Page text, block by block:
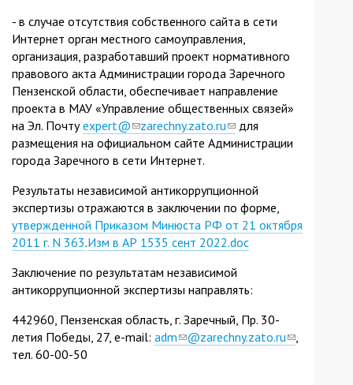
- в случае отсутствия собственного сайта в сети
Интернет орган местного самоуправления,
организация, разработавший проект нормативного
правового акта Администрации города Заречного
Пензенской области, обеспечивает направление
проекта в МАУ «Управление общественных связей»
на Эл. Почтуexpert@(link
sends
e-
zarechny.zato.ru(link
sends
для
размещения на официальном сайте Администрации
города Заречного в сети Интернет.
Результаты независимой антикоррупционной
экспертизы отражаются в заключении по форме,
утвержденной Приказом Минюста РФ от 21 октября
2011 г. N 363.Изм в АР 1535 сент 2022.doc
Заключение по результатам независимой
антикоррупционной экспертизы направлять:
442960, Пензенская область, г. Заречный, Пр. 30-
летия Победы, 27, e-mail: adm(link@zarechny.zato.ru(link
тел. 60-00-50